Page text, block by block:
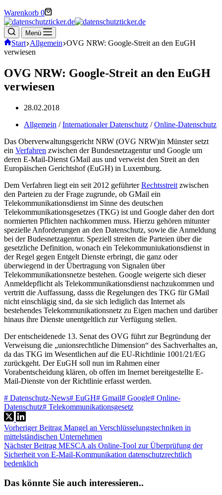
Warenkorb 0
Menü
Start Allgemein OVG NRW: Google-Streit an den EuGH
verwiesen
OVG NRW: Google-Streit an den EuGH
verwiesen
28.02.2018
Allgemein /Internationaler Datenschutz /Online-Datenschutz
Das Oberverwaltungsgericht NRW (OVG NRW)in Münster setzt
ein Verfahren zwischen der Bundesnetzagentur und Google um
deren E-Mail-Dienst GMail aus und verweist den Streit an den
Europäischen Gerichtshof (EuGH) in Luxemburg.
Dem Verfahren liegt ein seit 2012 geführterRechtsstreit zwischen
den Parteien zu der Frage zugrunde, ob GMail ein
Telekommunikationsdienst im Sinne des deutschen
Telekommunikationsgesetzes (TKG) ist und Google daher den dort
normierten Pflichten nachkommen muss. Hierzu gehören mitunter
spezielle Anforderungen an den Datenschutz, sowie die Anmeldung
bei der Budesnetzagentur. Speziell streiten die Parteien über die
gesetzliche Definition, wonach ein Telekommuniukationsdienst in
der Regel gegen Entgelt Dienste erbringt, die ganz oder
überwiegend in der Übertragung von Signalen über
Telekommunikationsnetze bestehen. Google weigerte sich dieser
Anmeldepflicht als Telekommunikationsdienst nachzukommen und
vertritt die Auffassung, dasss die Regelungen des TKG für GMail
nicht einschlägig sind, da sie sich lediglich das Internet als
bestehendes Telekommunikationsnetz zu Eigen machen und darüber
hinaus ihre Dienste unentgeltlich zur Verfügung stellen.
Der entscheidenede 13. Senat des OVG führt zur Begründung der
Verweisung die „unionsrechtliche Dimension“ des Sachverhaltes an,
da das TKG im Wesentlichen auf die EU-Richtlinie 1001/21/EG
zurückgeht. Der EuGH soll nun im Rahmen einer
Vorabentscheidung klären, ob offen im Inernet bereitgestellte E-
Mail-Dienste von der Richtlinie erfasst werden.
# Datenschutz-News# EuGH# Gmail# Google# Online-
Datenschutz# Telekommunikationsgesetz
VorherigerBeitrag Mangel an Verschlüsselungstechniken in
mittelständischen Unternehmen
NächsterBeitrag MESCA als Online-Tool zur Überprüfung der
Sicherheit von E-Mail-Kommunikation datenschutzrechtlich
bedenklich
Das könnte Sie auch interessieren..